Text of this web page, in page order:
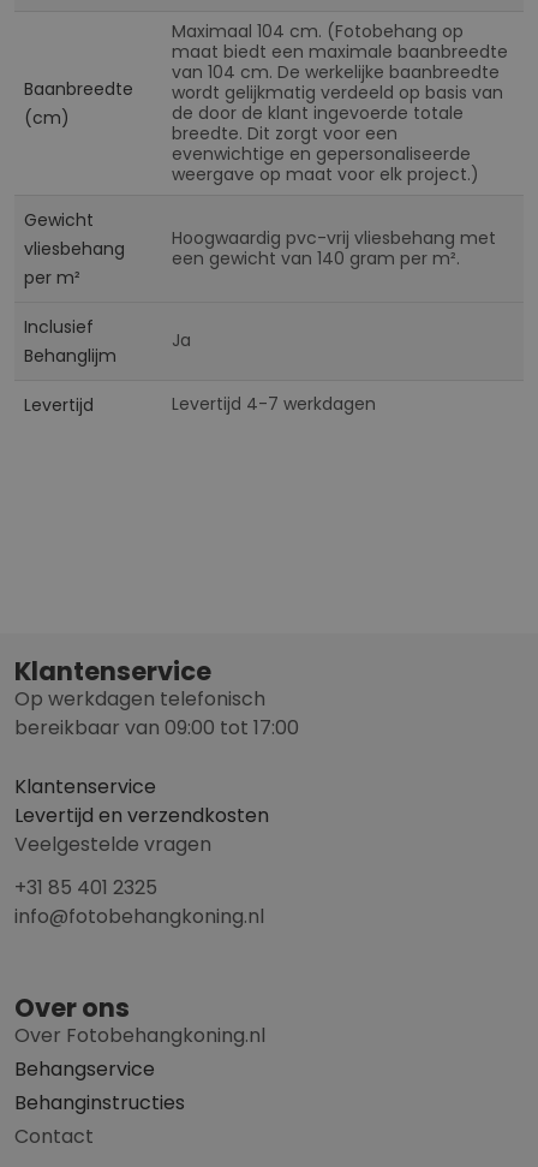
Baanbreedte
(cm)
Maximaal 104 cm. (Fotobehang op
maat biedt een maximale baanbreedte
van 104 cm. De werkelijke baanbreedte
wordt gelijkmatig verdeeld op basis van
de door de klant ingevoerde totale
breedte. Dit zorgt voor een
evenwichtige en gepersonaliseerde
weergave op maat voor elk project.)
Gewicht
vliesbehang
per m²
Hoogwaardig pvc-vrij vliesbehang met
een gewicht van 140 gram per m².
Inclusief
Behanglijm
Ja
Levertijd Levertijd 4-7 werkdagen
Klantenservice
Op werkdagen telefonisch
bereikbaar van 09:00 tot 17:00
Klantenservice
Levertijd en verzendkosten
Veelgestelde vragen
+31 85 401 2325
info@fotobehangkoning.nl
Over ons
Over Fotobehangkoning.nl
Behangservice
Behanginstructies
Contact